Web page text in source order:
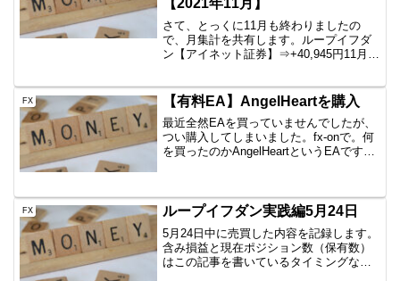
【2021年11月】
さて、とっくに11月も終わりましたの
で、月集計を共有します。ループイフダ
ン【アイネット証券】⇒+40,945円11月は
回収されたため、もうありません。
EURJPY、...
FX 【有料EA】AngelHeartを購入
最近全然EAを買っていませんでしたが、
つい購入してしまいました。fx-onで。何
を買ったのかAngelHeartというEAです。
す。...
FX ループイフダン実践編5月24日
5月24日中に売買した内容を記録します。
含み損益と現在ポジション数（保有数）
はこの記事を書いているタイミングなの